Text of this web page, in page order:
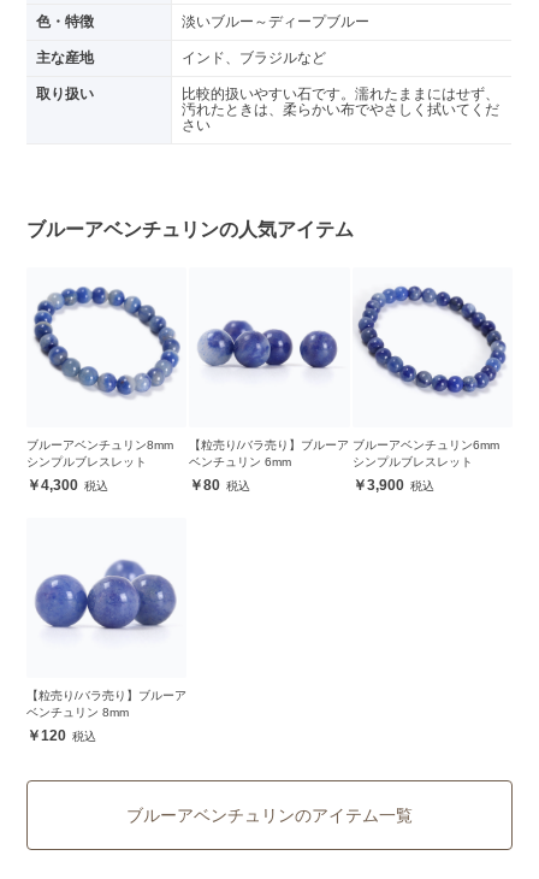
色・特徴 淡いブルー～ディープブルー
主な産地 インド、ブラジルなど
取り扱い
比較的扱いやすい石です。濡れたままにはせず、
汚れたときは、柔らかい布でやさしく拭いてくだ
さい
ブルーアベンチュリンの人気アイテム
ブルーアベンチュリン8mm
シンプルブレスレット
4,300
【粒売り/バラ売り】ブルーア
ベンチュリン 6mm
80
ブルーアベンチュリン6mm
シンプルブレスレット
3,900
【粒売り/バラ売り】ブルーア
ベンチュリン 8mm
120
ブルーアベンチュリンのアイテム一覧